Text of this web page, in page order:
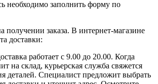
необходимо заполнить форму по
получении заказа. В интернет-магазине
доставки:
работает с 9.00 до 20.00. Когда
на склад, курьерская служба свяжется
деталей. Специалист предложит выбрать